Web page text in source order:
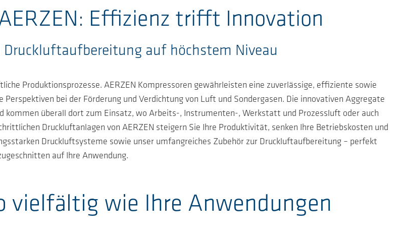
Effizienz trifft Innovation
auf höchstem Niveau
Produktionsprozesse. AERZEN Kompressoren gewährleisten eine zuverlässige, effiziente sowie
bei der Förderung und Verdichtung von Luft und Sondergasen. Die innovativen Aggregate
kommen überall dort zum Einsatz, wo Arbeits-, Instrumenten-, Werkstatt und Prozessluft oder auch
Druckluftanlagen von AERZEN steigern Sie Ihre Produktivität, senken Ihre Betriebskosten und
Druckluftsysteme sowie unser umfangreiches Zubehör zur Druckluftaufbereitung – perfekt
auf Ihre Anwendung.
vielfältig wie Ihre Anwendungen